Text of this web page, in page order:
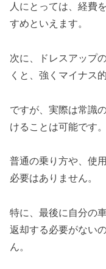
人にとっては、経費
すめといえます。
次に、ドレスアップ
くと、強くマイナス
ですが、実際は常識
けることは可能です。
普通の乗り方や、使
必要はありません。
特に、最後に自分の
返却する必要がない
ん。